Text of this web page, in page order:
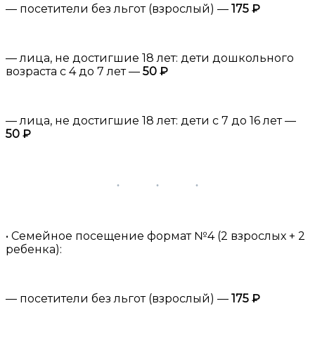
— посетители без льгот (взрослый) — 175 ₽
— лица, не достигшие 18 лет: дети дошкольного
возраста с 4 до 7 лет — 50 ₽
— лица, не достигшие 18 лет: дети с 7 до 16 лет —
50 ₽
• Семейное посещение формат №4 (2 взрослых + 2
ребенка):
— посетители без льгот (взрослый) — 175 ₽